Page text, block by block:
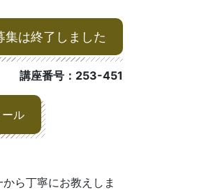
集は終了しました
講座番号：253-451
ル
ら丁寧にお教えしま